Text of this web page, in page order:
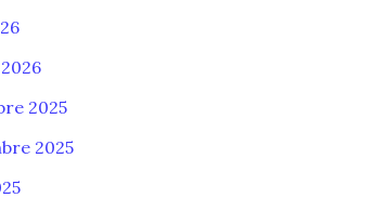
2025
2025